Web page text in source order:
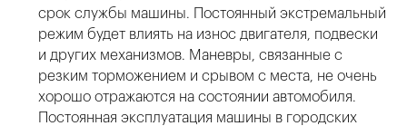
срок службы машины. Постоянный экстремальный
режим будет влиять на износ двигателя, подвески
и других механизмов. Маневры, связанные с
резким торможением и срывом с места, не очень
хорошо отражаются на состоянии автомобиля.
Постоянная эксплуатация машины в городских